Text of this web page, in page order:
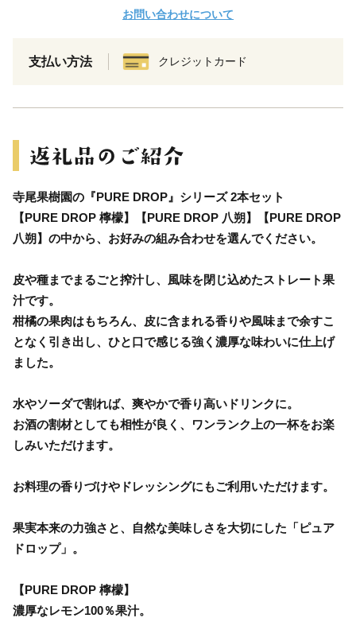
お問い合わせについて
支払い方法 クレジットカード
寺尾果樹園の『PURE DROP』シリーズ 2本セット
【PURE DROP 檸檬】【PURE DROP 八朔】【PURE DROP
八朔】の中から、お好みの組み合わせを選んでください。
皮や種までまるごと搾汁し、風味を閉じ込めたストレート果
汁です。
柑橘の果肉はもちろん、皮に含まれる香りや風味まで余すこ
となく引き出し、ひと口で感じる強く濃厚な味わいに仕上げ
ました。
水やソーダで割れば、爽やかで香り高いドリンクに。
お酒の割材としても相性が良く、ワンランク上の一杯をお楽
しみいただけます。
お料理の香りづけやドレッシングにもご利用いただけます。
果実本来の力強さと、自然な美味しさを大切にした「ピュア
ドロップ」。
【PURE DROP 檸檬】
濃厚なレモン100％果汁。